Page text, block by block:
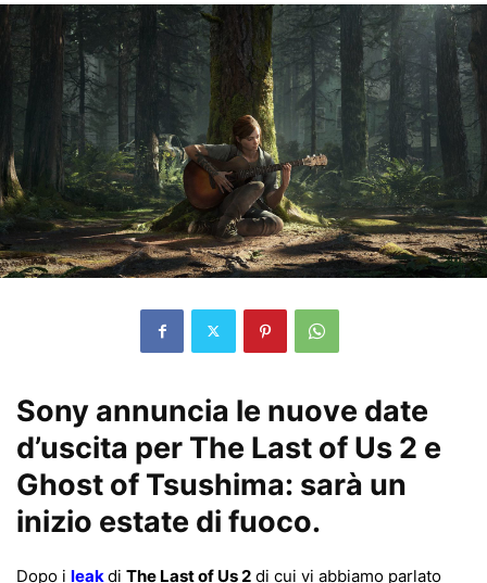
Sony annuncia le nuove date
d’uscita per The Last of Us 2 e
Ghost of Tsushima: sarà un
inizio estate di fuoco.
Dopo i leakdi The Last of Us 2 di cui vi abbiamo parlato